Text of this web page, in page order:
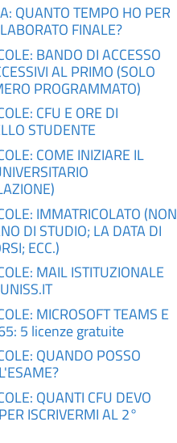
QUANTO TEMPO HO PER
FINALE?
BANDO DI ACCESSO
AL PRIMO (SOLO
PROGRAMMATO)
CFU E ORE DI
STUDENTE
COME INIZIARE IL
IMMATRICOLATO (NON
DI STUDIO; LA DATA DI
ECC.)
MAIL ISTITUZIONALE
MICROSOFT TEAMS E
5 licenze gratuite
QUANDO POSSO
QUANTI CFU DEVO
ISCRIVERMI AL 2°